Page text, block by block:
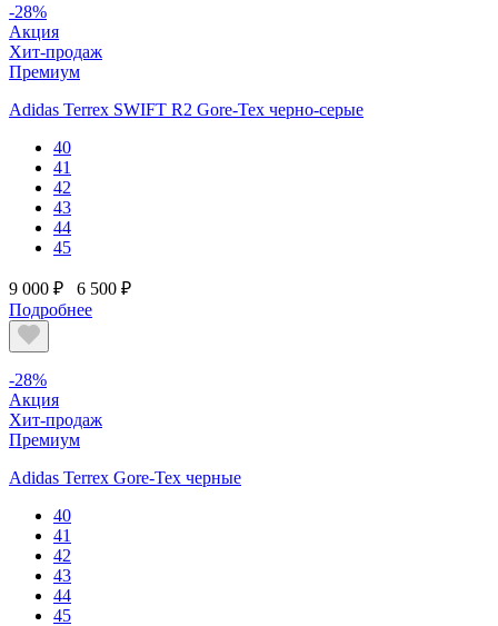
-28%
Акция
Хит-продаж
Премиум
Adidas Terrex SWIFT R2 Gore-Tex черно-серые
40
41
42
43
44
45
9 000 ₽
6 500 ₽
Подробнее
-28%
Акция
Хит-продаж
Премиум
Adidas Terrex Gore-Tex черные
40
41
42
43
44
45